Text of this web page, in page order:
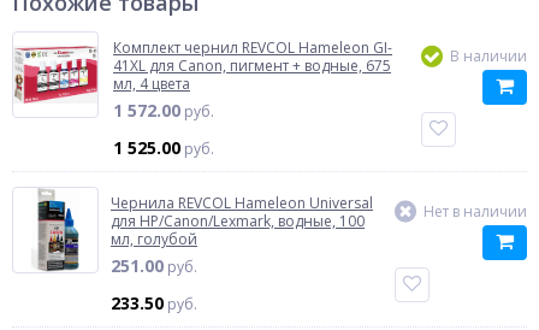
Комплект чернил REVCOL Hameleon GI-
41XL для Canon, пигмент + водные, 675
мл, 4 цвета
1 572.00 руб.
1 525.00 руб.
В наличии
Чернила REVCOL Hameleon Universal
для HP/Canon/Lexmark, водные, 100
мл, голубой
251.00 руб.
233.50 руб.
Нет в наличии